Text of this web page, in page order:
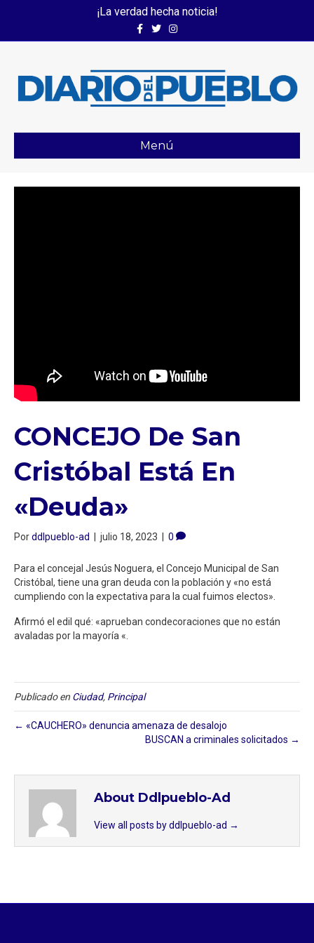
¡La verdad hecha noticia!
FacebookTwitterInstagram
Menú
CONCEJO De San
Cristóbal Está En
«deuda»
Porddlpueblo-ad | julio 18, 2023 | 0
Para el concejal Jesús Noguera, el Concejo Municipal de San
Cristóbal, tiene una gran deuda con la población y «no está
cumpliendo con la expectativa para la cual fuimos electos».
Afirmó el edil qué: «aprueban condecoraciones que no están
avaladas por la mayoría «.
Publicado en Ciudad, Principal
← «CAUCHERO» denuncia amenaza de desalojo
BUSCAN a criminales solicitados →
About Ddlpueblo-Ad
View all posts by ddlpueblo-ad →